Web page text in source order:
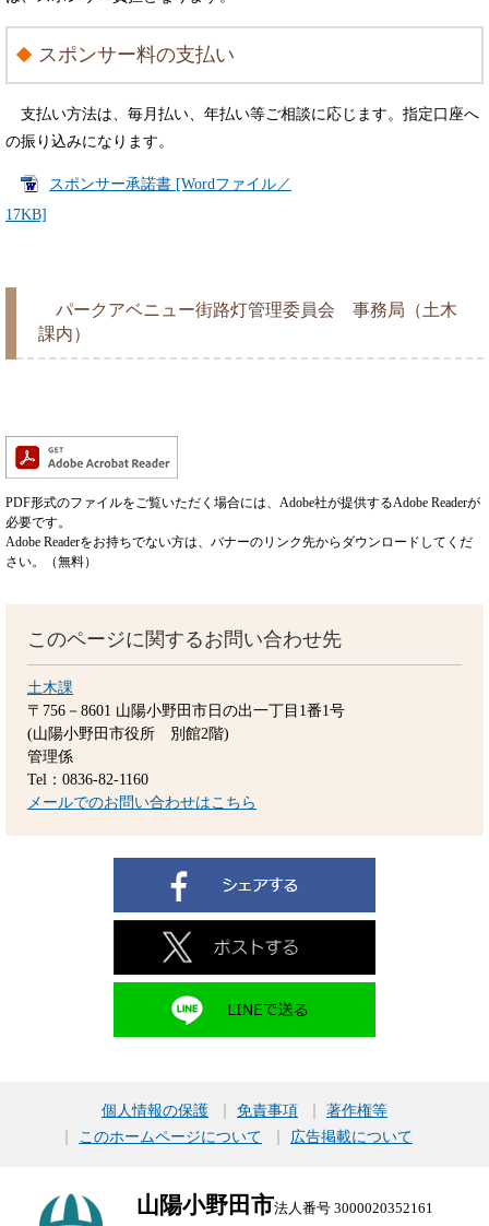
スポンサー料の支払い
支払い方法は、毎月払い、年払い等ご相談に応じます。指定口座へ
の振り込みになります。
スポンサー承諾書 [Wordファイル／
17KB]
パークアベニュー街路灯管理委員会 事務局（土木
課内）
PDF形式のファイルをご覧いただく場合には、Adobe社が提供するAdobe Readerが
必要です。
Adobe Readerをお持ちでない方は、バナーのリンク先からダウンロードしてくだ
さい。（無料）
このページに関するお問い合わせ先
土木課
〒756－8601 山陽小野田市日の出一丁目1番1号
(山陽小野田市役所 別館2階)
管理係
Tel：0836-82-1160
メールでのお問い合わせはこちら
個人情報の保護 免責事項
著作権等
このホームページについて
広告掲載について
山陽小野田市法人番号 3000020352161